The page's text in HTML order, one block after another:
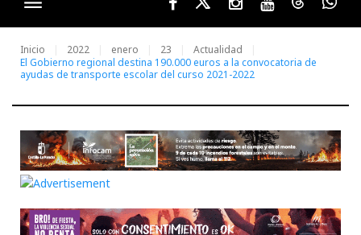
FacebookTwitterInstagram
YoutubeThreads
Inicio 2022 enero 23
Actualidad
El Gobierno regional destina 190.000 euros a la convocatoria de
ayudas de transporte escolar del curso 2021-2022